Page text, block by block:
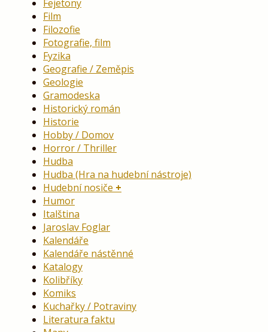
Fejetony
Film
Filozofie
Fotografie, film
Fyzika
Geografie / Zeměpis
Geologie
Gramodeska
Historický román
Historie
Hobby / Domov
Horror / Thriller
Hudba
Hudba (Hra na hudební nástroje)
Hudební nosiče
Humor
Italština
Jaroslav Foglar
Kalendáře
Kalendáře nástěnné
Katalogy
Kolibříky
Komiks
Kuchařky / Potraviny
Literatura faktu